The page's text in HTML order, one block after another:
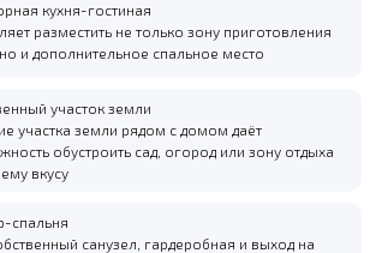
кухня-гостиная
разместить не только зону приготовления
и дополнительное спальное место
участок земли
участка земли рядом с домом даёт
обустроить сад, огород или зону отдыха
вкусу
спальня
санузел, гардеробная и выход на